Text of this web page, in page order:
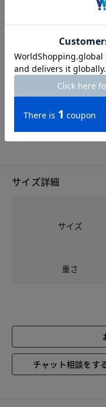
スタッフコーデ
素材
表側生地／ナイロン
サイズ詳細
サイズ
重さ
チャット相談をす